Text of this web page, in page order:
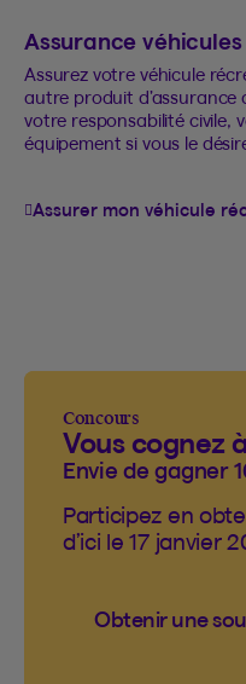
Assurance
Assurez votre véhicule
autre produit
votre responsabilité civile,
équipement si vous le
Assurer mon véhicule
Concours
Vous cognez
Envie de gagner
Participez en
d’ici le 17 janvier
Obtenir une